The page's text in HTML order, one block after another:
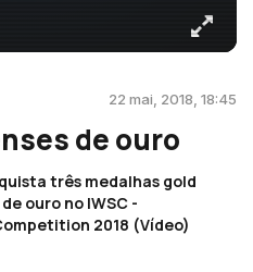
22 mai, 2018, 18:45
de ouro
três medalhas gold
ouro no IWSC -
2018 (Vídeo)